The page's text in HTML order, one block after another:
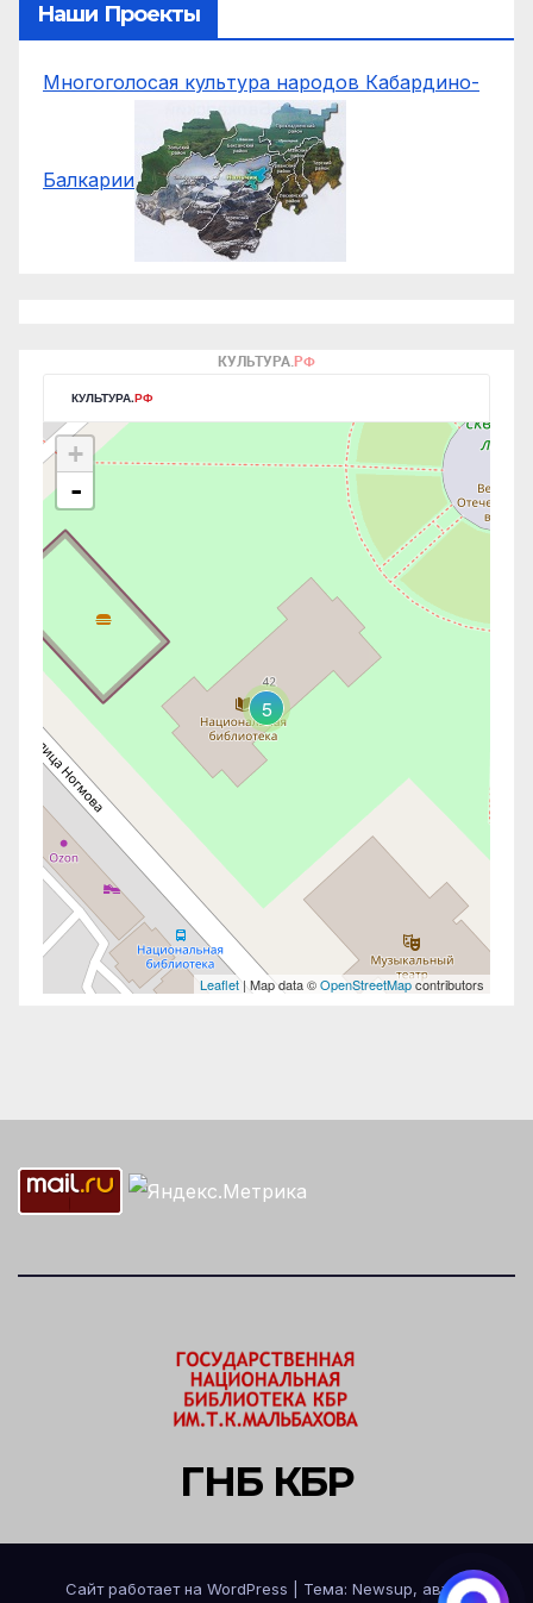
Наши Проекты
Многоголосая культура народов Кабардино-
Балкарии
ГНБ КБР
Сайт работает на WordPress Тема: Newsup, автор